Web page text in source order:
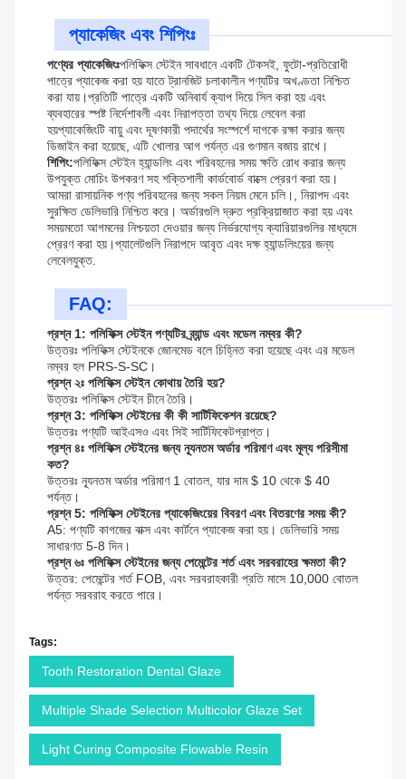
প্যাকেজিং এবং শিপিংঃ
পণ্যের প্যাকেজিংঃপলিফিক্স স্টেইন সাবধানে একটি টেকসই, ফুটো-প্রতিরোধী
পাত্রে প্যাকেজ করা হয় যাতে ট্রানজিট চলাকালীন পণ্যটির অখণ্ডতা নিশ্চিত
করা যায়।প্রতিটি পাত্রে একটি অনিবার্য ক্যাপ দিয়ে সিল করা হয় এবং
ব্যবহারের স্পষ্ট নির্দেশাবলী এবং নিরাপত্তা তথ্য দিয়ে লেবেল করা
হয়প্যাকেজিংটি বায়ু এবং দূষণকারী পদার্থের সংস্পর্শে দাগকে রক্ষা করার জন্য
ডিজাইন করা হয়েছে, এটি খোলার আগ পর্যন্ত এর গুণমান বজায় রাখে।
শিপিং:পলিফিক্স স্টেইন হ্যান্ডলিং এবং পরিবহনের সময় ক্ষতি রোধ করার জন্য
উপযুক্ত মোচিং উপকরণ সহ শক্তিশালী কার্ডবোর্ড বাক্সে প্রেরণ করা হয়।
আমরা রাসায়নিক পণ্য পরিবহনের জন্য সকল নিয়ম মেনে চলি।, নিরাপদ এবং
সুরক্ষিত ডেলিভারি নিশ্চিত করে। অর্ডারগুলি দ্রুত প্রক্রিয়াজাত করা হয় এবং
সময়মতো আগমনের নিশ্চয়তা দেওয়ার জন্য নির্ভরযোগ্য ক্যারিয়ারগুলির মাধ্যমে
প্রেরণ করা হয়।প্যালেটগুলি নিরাপদে আবৃত এবং দক্ষ হ্যান্ডলিংয়ের জন্য
লেবেলযুক্ত.
FAQ:
প্রশ্ন 1: পলিফিক্স স্টেইন পণ্যটির ব্র্যান্ড এবং মডেল নম্বর কী?
উত্তরঃ পলিফিক্স স্টেইনকে জোনমেড বলে চিহ্নিত করা হয়েছে এবং এর মডেল
নম্বর হল PRS-S-SC।
প্রশ্ন ২ঃ পলিফিক্স স্টেইন কোথায় তৈরি হয়?
উত্তরঃ পলিফিক্স স্টেইন চীনে তৈরি।
প্রশ্ন 3: পলিফিক্স স্টেইনের কী কী সার্টিফিকেশন রয়েছে?
উত্তরঃ পণ্যটি আইএসও এবং সিই সার্টিফিকেটপ্রাপ্ত।
প্রশ্ন ৪ঃ পলিফিক্স স্টেইনের জন্য ন্যূনতম অর্ডার পরিমাণ এবং মূল্য পরিসীমা
কত?
উত্তরঃ ন্যূনতম অর্ডার পরিমাণ 1 বোতল, যার দাম $ 10 থেকে $ 40
পর্যন্ত।
প্রশ্ন 5: পলিফিক্স স্টেইনের প্যাকেজিংয়ের বিবরণ এবং বিতরণের সময় কী?
A5: পণ্যটি কাগজের বাক্স এবং কার্টনে প্যাকেজ করা হয়। ডেলিভারি সময়
সাধারণত 5-8 দিন।
প্রশ্ন ৬ঃ পলিফিক্স স্টেইনের জন্য পেমেন্টের শর্ত এবং সরবরাহের ক্ষমতা কী?
উত্তর: পেমেন্টের শর্ত FOB, এবং সরবরাহকারী প্রতি মাসে 10,000 বোতল
পর্যন্ত সরবরাহ করতে পারে।
Tags:
Tooth Restoration Dental Glaze
Multiple Shade Selection Multicolor Glaze Set
Light Curing Composite Flowable Resin